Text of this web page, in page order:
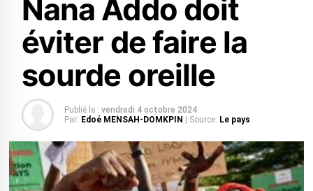
Nana Addo doit
éviter de faire la
sourde oreille
Publié le : vendredi 4 octobre 2024
Par: Edoé MENSAH-DOMKPIN | Source: Le pays